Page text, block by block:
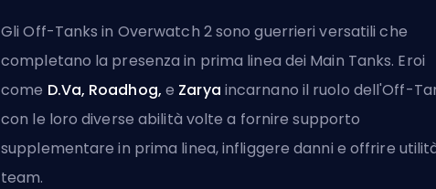
Gli Off-Tanks in Overwatch 2 sono guerrieri versatili che
completano la presenza in prima linea dei Main Tanks. Eroi
come D.Va, Roadhog, e Zarya incarnano il ruolo dell'Off-
con le loro diverse abilità volte a fornire supporto
supplementare in prima linea, infliggere danni e offrire
team.